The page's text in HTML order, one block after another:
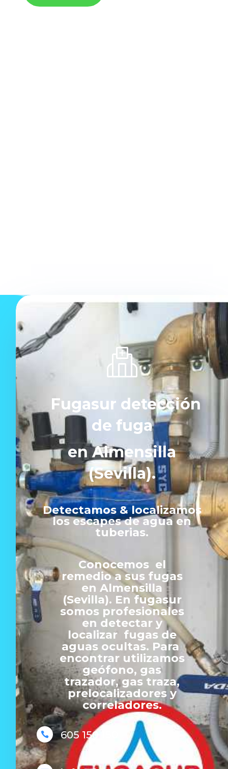
Fugasur detección
de fuga
en Almensilla
(Sevilla).
Detectamos & localizamos
los escapes de agua en
tuberias.
Conocemos el
remedio a sus fugas
en Almensilla
(Sevilla). En fugasur
somos profesionales
en detectar y
localizar fugas de
aguas ocultas. Para
encontrar utilizamos
geófono, gas
trazador, gas traza,
prelocalizadores y
correladores.
 605 150 150